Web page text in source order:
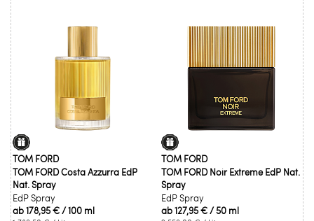
TOM FORD
TOM FORD Costa Azzurra EdP
Nat. Spray
EdP Spray
ab178,95 €/ 100 ml
TOM FORD
TOM FORD Noir Extreme EdP Nat.
Spray
EdP Spray
ab127,95 €/ 50 ml